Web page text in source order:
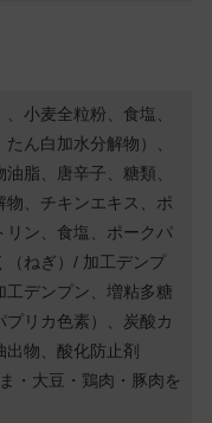
小麦全粒粉、食塩、
ん白加水分解物）、
脂、唐辛子、糖類、
物、チキンエキス、ポ
リン、食塩、ポークパ
（ねぎ）/ 加工デンプ
工デンプン、増粘多糖
リカ色素）、炭酸カ
物、酸化防止剤
・大豆・鶏肉・豚肉を